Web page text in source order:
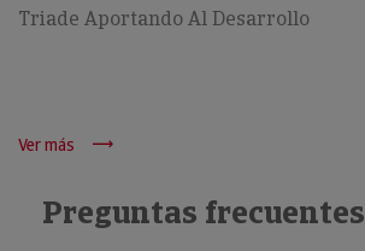
Triade Aportando Al Desarrollo
Ver más
Preguntas frecuentes